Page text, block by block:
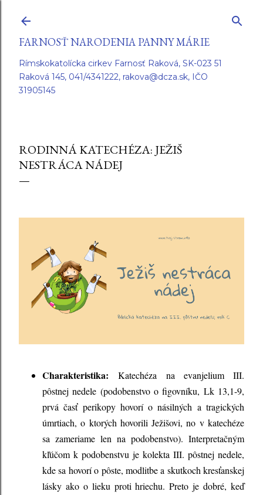
FARNOSŤ NARODENIA PANNY MÁRIE
Rímskokatolícka cirkev Farnosť Raková, SK-023 51
Raková 145, 041/4341222, rakova@dcza.sk, IČO
31905145
RODINNÁ KATECHÉZA: JEŽIŠ
NESTRÁCA NÁDEJ
Charakteristika: Katechéza na evanjelium III.
pôstnej nedele (podobenstvo o figovníku, Lk 13,1-9,
prvá časť perikopy hovorí o násilných a tragických
úmrtiach, o ktorých hovorili Ježišovi, no v katechéze
sa zameriame len na podobenstvo). Interpretačným
kľúčom k podobenstvu je kolekta III. pôstnej nedele,
kde sa hovorí o pôste, modlitbe a skutkoch kresťanskej
lásky ako o lieku proti hriechu. Preto je dobré, keď